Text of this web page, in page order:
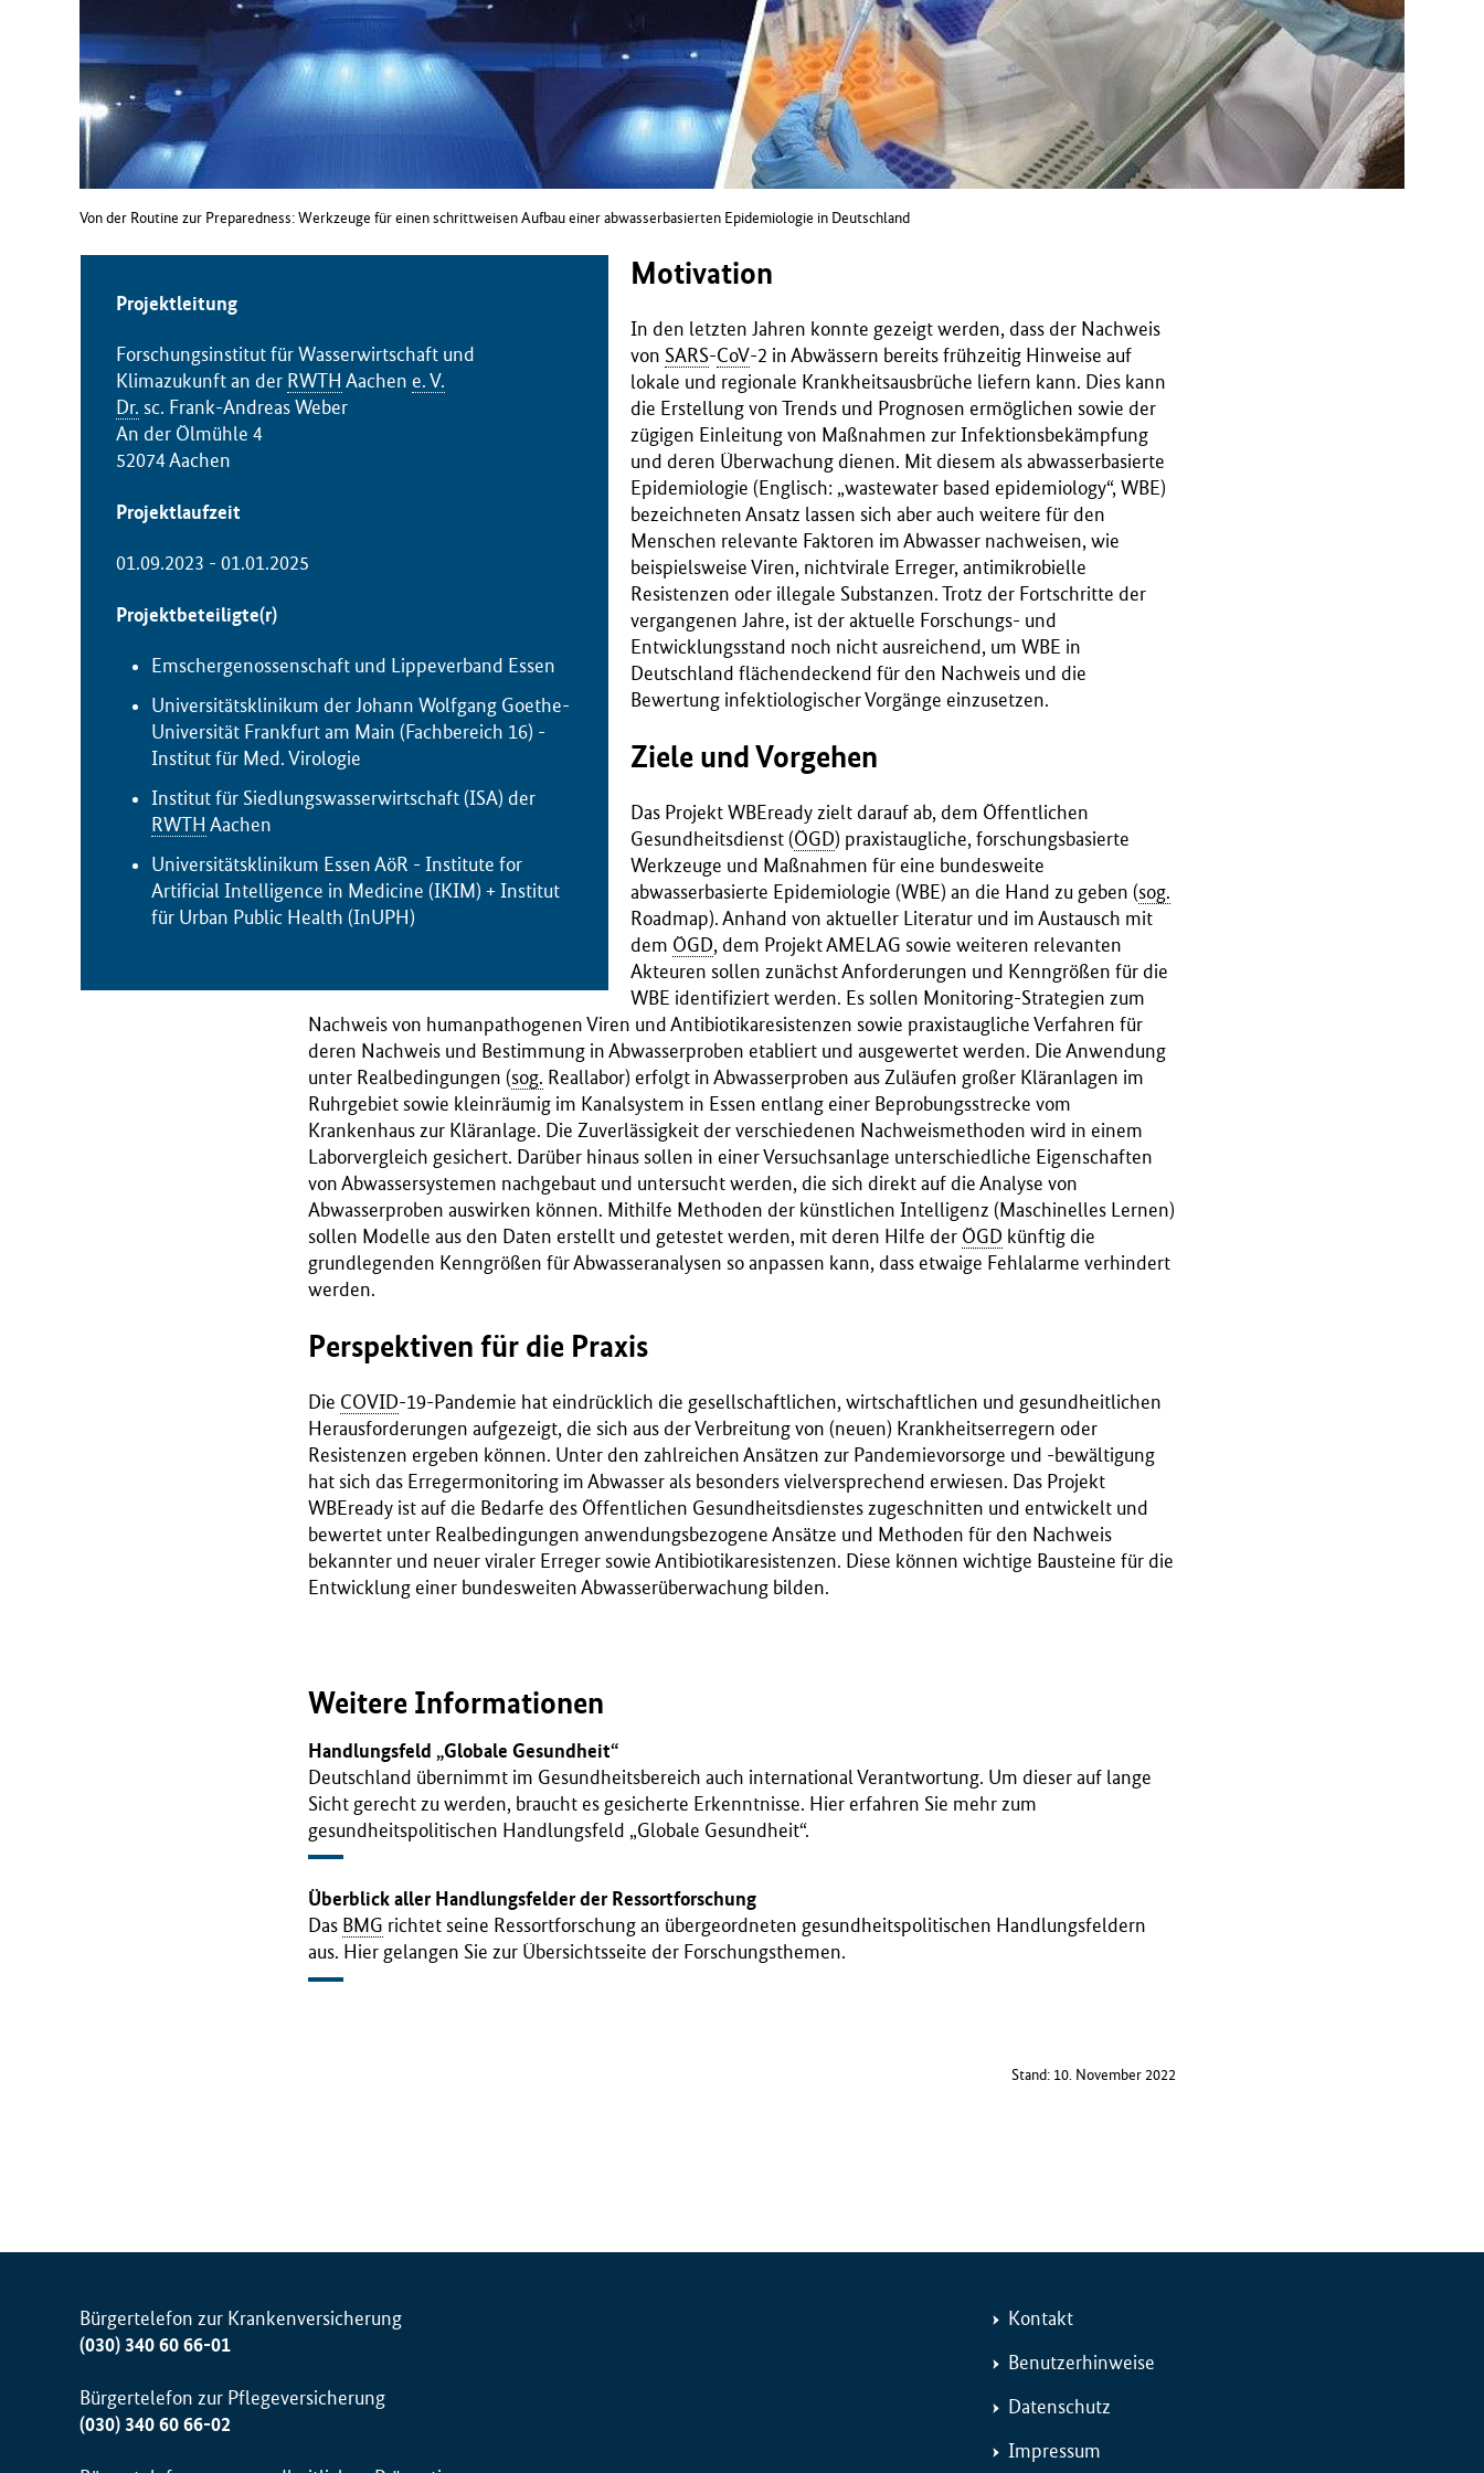
Von der Routine zur Preparedness: Werkzeuge für einen schrittweisen Aufbau einer abwasserbasierten Epidemiologie in Deutschland
Projektleitung
Forschungsinstitut für Wasserwirtschaft und
Klimazukunft an der RWTH Aachen e. V.
Dr. sc. Frank-Andreas Weber
An der Ölmühle 4
52074 Aachen
Projektlaufzeit
01.09.2023 - 01.01.2025
Projektbeteiligte(r)
Emschergenossenschaft und Lippeverband Essen
Universitätsklinikum der Johann Wolfgang Goethe-
Universität Frankfurt am Main (Fachbereich 16) -
Institut für Med. Virologie
Institut für Siedlungswasserwirtschaft (ISA) der
RWTH Aachen
Universitätsklinikum Essen AöR - Institute for
Artificial Intelligence in Medicine (IKIM) + Institut
für Urban Public Health (InUPH)
Motivation
In den letzten Jahren konnte gezeigt werden, dass der Nachweis
von SARS-CoV-2 in Abwässern bereits frühzeitig Hinweise auf
lokale und regionale Krankheitsausbrüche liefern kann. Dies kann
die Erstellung von Trends und Prognosen ermöglichen sowie der
zügigen Einleitung von Maßnahmen zur Infektionsbekämpfung
und deren Überwachung dienen. Mit diesem als abwasserbasierte
Epidemiologie (Englisch: „wastewater based epidemiology“, WBE)
bezeichneten Ansatz lassen sich aber auch weitere für den
Menschen relevante Faktoren im Abwasser nachweisen, wie
beispielsweise Viren, nichtvirale Erreger, antimikrobielle
Resistenzen oder illegale Substanzen. Trotz der Fortschritte der
vergangenen Jahre, ist der aktuelle Forschungs- und
Entwicklungsstand noch nicht ausreichend, um WBE in
Deutschland flächendeckend für den Nachweis und die
Bewertung infektiologischer Vorgänge einzusetzen.
Ziele und Vorgehen
Das Projekt WBEready zielt darauf ab, dem Öffentlichen
Gesundheitsdienst (ÖGD) praxistaugliche, forschungsbasierte
Werkzeuge und Maßnahmen für eine bundesweite
abwasserbasierte Epidemiologie (WBE) an die Hand zu geben (sog.
Roadmap). Anhand von aktueller Literatur und im Austausch mit
dem ÖGD, dem Projekt AMELAG sowie weiteren relevanten
Akteuren sollen zunächst Anforderungen und Kenngrößen für die
WBE identifiziert werden. Es sollen Monitoring-Strategien zum
Nachweis von humanpathogenen Viren und Antibiotikaresistenzen sowie praxistaugliche Verfahren für
deren Nachweis und Bestimmung in Abwasserproben etabliert und ausgewertet werden. Die Anwendung
unter Realbedingungen (sog. Reallabor) erfolgt in Abwasserproben aus Zuläufen großer Kläranlagen im
Ruhrgebiet sowie kleinräumig im Kanalsystem in Essen entlang einer Beprobungsstrecke vom
Krankenhaus zur Kläranlage. Die Zuverlässigkeit der verschiedenen Nachweismethoden wird in einem
Laborvergleich gesichert. Darüber hinaus sollen in einer Versuchsanlage unterschiedliche Eigenschaften
von Abwassersystemen nachgebaut und untersucht werden, die sich direkt auf die Analyse von
Abwasserproben auswirken können. Mithilfe Methoden der künstlichen Intelligenz (Maschinelles Lernen)
sollen Modelle aus den Daten erstellt und getestet werden, mit deren Hilfe der ÖGD künftig die
grundlegenden Kenngrößen für Abwasseranalysen so anpassen kann, dass etwaige Fehlalarme verhindert
werden.
Perspektiven für die Praxis
Die COVID-19-Pandemie hat eindrücklich die gesellschaftlichen, wirtschaftlichen und gesundheitlichen
Herausforderungen aufgezeigt, die sich aus der Verbreitung von (neuen) Krankheitserregern oder
Resistenzen ergeben können. Unter den zahlreichen Ansätzen zur Pandemievorsorge und -bewältigung
hat sich das Erregermonitoring im Abwasser als besonders vielversprechend erwiesen. Das Projekt
WBEready ist auf die Bedarfe des Öffentlichen Gesundheitsdienstes zugeschnitten und entwickelt und
bewertet unter Realbedingungen anwendungsbezogene Ansätze und Methoden für den Nachweis
bekannter und neuer viraler Erreger sowie Antibiotikaresistenzen. Diese können wichtige Bausteine für die
Entwicklung einer bundesweiten Abwasserüberwachung bilden.
Weitere Informationen
Handlungsfeld „Globale Gesundheit“
Deutschland übernimmt im Gesundheitsbereich auch international Verantwortung. Um dieser auf lange
Sicht gerecht zu werden, braucht es gesicherte Erkenntnisse. Hier erfahren Sie mehr zum
gesundheitspolitischen Handlungsfeld „Globale Gesundheit“.
Überblick aller Handlungsfelder der Ressortforschung
Das BMG richtet seine Ressortforschung an übergeordneten gesundheitspolitischen Handlungsfeldern
aus. Hier gelangen Sie zur Übersichtsseite der Forschungsthemen.
Stand: 10. November 2022
Bürgertelefon zur Krankenversicherung
(030) 340 60 66-01
Bürgertelefon zur Pflegeversicherung
(030) 340 60 66-02
Kontakt
Benutzerhinweise
Datenschutz
Impressum